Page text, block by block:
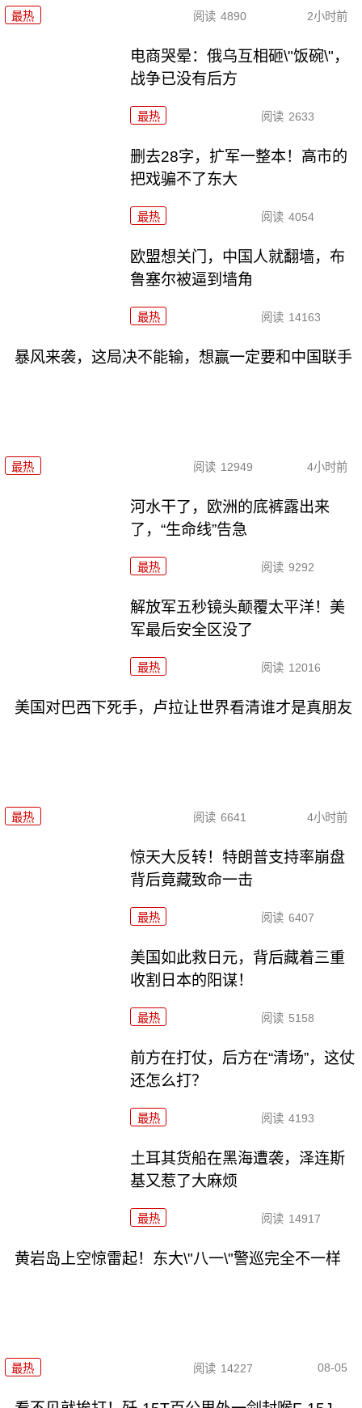
最热 阅读 4890 2小时前
电商哭晕：俄乌互相砸\"饭碗\"，
战争已没有后方
最热 阅读 2633
删去28字，扩军一整本！高市的
把戏骗不了东大
最热 阅读 4054
欧盟想关门，中国人就翻墙，布
鲁塞尔被逼到墙角
最热 阅读 14163
暴风来袭，这局决不能输，想赢一定要和中国联手
最热 阅读 12949 4小时前
河水干了，欧洲的底裤露出来
了，“生命线”告急
最热 阅读 9292
解放军五秒镜头颠覆太平洋！美
军最后安全区没了
最热 阅读 12016
美国对巴西下死手，卢拉让世界看清谁才是真朋友
最热 阅读 6641 4小时前
惊天大反转！特朗普支持率崩盘
背后竟藏致命一击
最热 阅读 6407
美国如此救日元，背后藏着三重
收割日本的阳谋！
最热 阅读 5158
前方在打仗，后方在“清场”，这仗
还怎么打？
最热 阅读 4193
土耳其货船在黑海遭袭，泽连斯
基又惹了大麻烦
最热 阅读 14917
黄岩岛上空惊雷起！东大\"八一\"警巡完全不一样
最热 阅读 14227 08-05